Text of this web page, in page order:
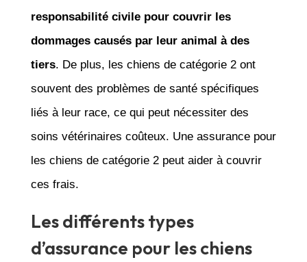
responsabilité civile pour couvrir les
dommages causés par leur animal à des
tiers. De plus, les chiens de catégorie 2 ont
souvent des problèmes de santé spécifiques
liés à leur race, ce qui peut nécessiter des
soins vétérinaires coûteux. Une assurance pour
les chiens de catégorie 2 peut aider à couvrir
ces frais.
Les différents types
d’assurance pour les chiens